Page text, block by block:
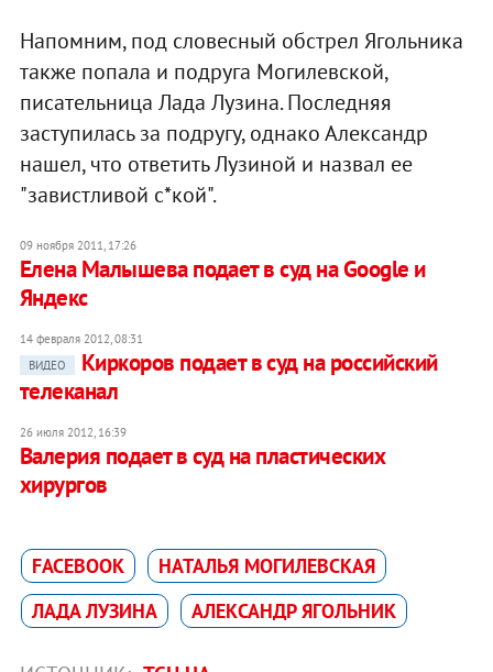
Напомним, под словесный обстрел Ягольника
также попала и подруга Могилевской,
писательница Лада Лузина. Последняя
заступилась за подругу, однако Александр
нашел, что ответить Лузиной и назвал ее
"завистливой с*кой".
09 ноября 2011, 17:26
Елена Малышева подает в суд на Google и
Яндекс
14 февраля 2012, 08:31
ВИДЕО
Киркоров подает в суд на российский
телеканал
26 июля 2012, 16:39
Валерия подает в суд на пластических
хирургов
FACEBOOK
НАТАЛЬЯ МОГИЛЕВСКАЯ
ЛАДА ЛУЗИНА
АЛЕКСАНДР ЯГОЛЬНИК